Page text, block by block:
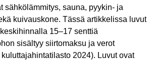
sähkölämmitys, sauna, pyykin- ja
kuivauskone. Tässä artikkelissa luvut
15–17 senttiä
sisältyy siirtomaksu ja verot
2024). Luvut ovat